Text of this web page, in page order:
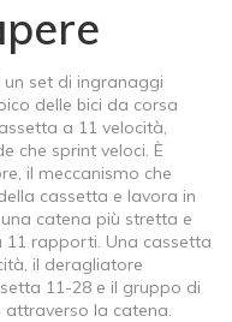
un set di ingranaggi
delle bici da corsa
a 11 velocità,
che sprint veloci. È
, il meccanismo che
cassetta e lavora in
una catena più stretta e
11 rapporti. Una cassetta
il deragliatore
11-28 e il gruppo di
la catena.